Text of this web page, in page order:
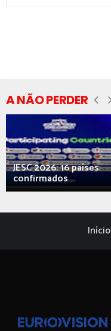
A NÃO PERDER
JESC 2026: 16 países
confirmados
Início